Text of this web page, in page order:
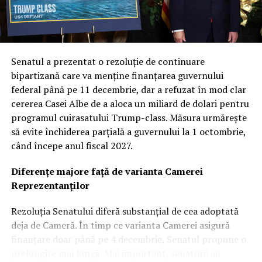
Col. Ryan Frazier a explicat că nucleul acestei noi etape
este diversificarea capacităților. Prin explorarea unor
inovații și tehnologii unice, Forța Spațială urmărește să
armata va dispune de cea mai avansată tehnologie
disponibilă pe piață. Această abordare multi-vectorială
este văzută ca o plasă de siguranță strategică în fața
evoluțiilor imprevizibile din teatrele de operațiuni.
Revoluția „Flatellites”: Rocket Lab propune o
arhitectură inovatoare pentru Neutron
Dintre contractorii anunțați, Rocket Lab se detașează cu
o cotă de 397 de milioane de dolari. Compania cu sediul
„Flatellites” – un design revoluționar de sateliți plați,
optimizați pentru comunicare de mare bandă și latență
scăzută.
Senatul a prezentat o rezoluție de continuare
bipartizană care va menține finanțarea guvernului
federal până pe 11 decembrie, dar a refuzat în mod clar
cererea Casei Albe de a aloca un miliard de dolari pentru
programul cuirasatului Trump-class. Măsura urmărește
să evite închiderea parțială a guvernului la 1 octombrie,
când începe anul fiscal 2027.
Diferențe majore față de varianta Camerei
Reprezentanților
Rezoluția Senatului diferă substanțial de cea adoptată
deja de Cameră. În timp ce varianta Camerei asigură
finanțare doar până pe 4 decembrie, Senatul propune o